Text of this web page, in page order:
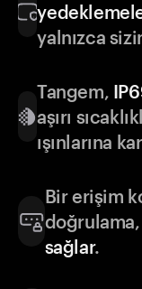
yalnızca
Tangem,
aşırı
ışınlarına
Bir erişim
sağlar.